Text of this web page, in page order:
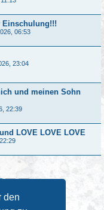
den
Einschulung!!!
06:53
23:04
und meinen Sohn
22:39
LOVE LOVE LOVE